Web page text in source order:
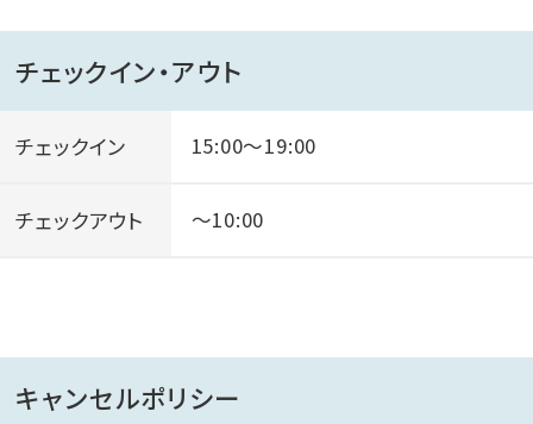
チェックイン・アウト
チェックイン 15:00～19:00
チェックアウト ～10:00
キャンセルポリシー